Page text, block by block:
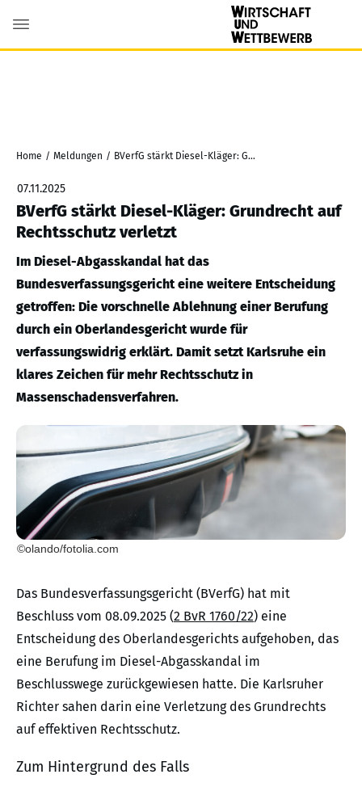
Home / Meldungen / BVerfG stärkt Diesel-Kläger: Grundrecht auf Rechtsschutz verletzt
07.11.2025
BVerfG stärkt Diesel-Kläger: Grundrecht auf
Rechtsschutz verletzt
Im Diesel-Abgasskandal hat das
Bundesverfassungsgericht eine weitere Entscheidung
getroffen: Die vorschnelle Ablehnung einer Berufung
durch ein Oberlandesgericht wurde für
verfassungswidrig erklärt. Damit setzt Karlsruhe ein
klares Zeichen für mehr Rechtsschutz in
Massenschadensverfahren.
©olando/fotolia.com
Das Bundesverfassungsgericht (BVerfG) hat mit
Beschluss vom 08.09.2025 (2 BvR 1760/22) eine
Entscheidung des Oberlandesgerichts aufgehoben, das
eine Berufung im Diesel-Abgasskandal im
Beschlusswege zurückgewiesen hatte. Die Karlsruher
Richter sahen darin eine Verletzung des Grundrechts
auf effektiven Rechtsschutz.
Zum Hintergrund des Falls